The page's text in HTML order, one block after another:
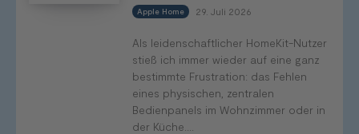
Apple Home 29. Juli 2026
Als leidenschaftlicher HomeKit-Nutzer
stieß ich immer wieder auf eine ganz
bestimmte Frustration: das Fehlen
eines physischen, zentralen
Bedienpanels im Wohnzimmer oder in
der Küche....